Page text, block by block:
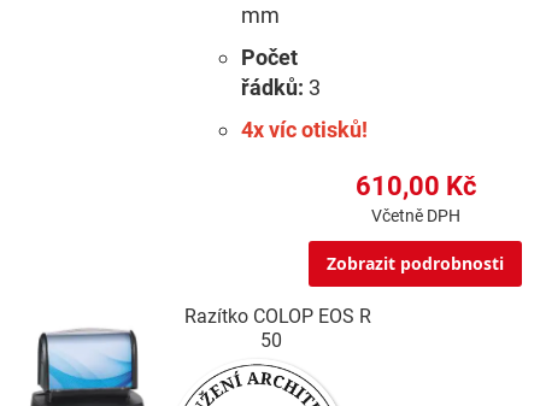
mm
Počet
řádků: 3
4x víc otisků!
610,00 Kč
Včetně DPH
Zobrazit podrobnosti
Razítko COLOP EOS R
50